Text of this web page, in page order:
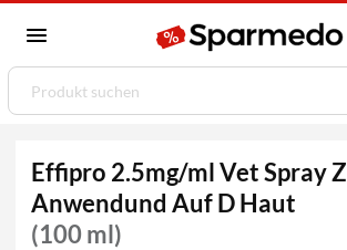
Effipro 2.5mg/ml Vet Spray Z
Anwendund Auf D Haut
(100 ml)